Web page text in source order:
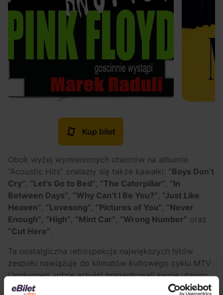
Kup bilet
Obok wyżej wymienionych utworów na albumie
“Acoustic Hits” znalazły się także kawałki: “Boys Don’t
Cry” “Let’s Go to Bed” “The Caterpillar” “In
Between Days” “Why Can’t I Be You?” “Just Like
Heaven” “Lovesong” “Pictures of You” “Never
Enough” “High” “Mint Car” “Wrong Number” oraz
“Cut Here”.
Ta nostalgiczna retrospekcja największych hitów
zespołu nawiązuje do klimatów kultowego cyklu MTV
Unplugged, gdzie artyści prezentowali swoje utwory
w bardziej intymnej odsłonie i surowej aranżacji. W